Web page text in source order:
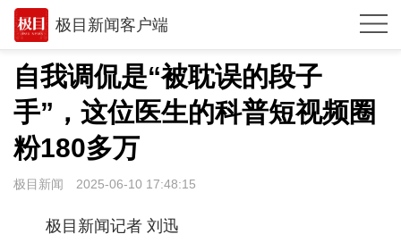
极目新闻客户端
推荐
观点
时政
湖北
自我调侃是“被耽误的段子
手”，这位医生的科普短视频圈
粉180多万
极目新闻 2025-06-10 17:48:15
极目新闻记者 刘迅